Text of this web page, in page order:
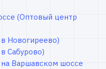
(Оптовый центр
Новогиреево)
Сабурово)
Варшавском шоссе